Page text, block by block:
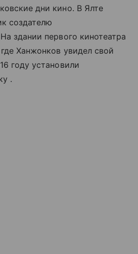
дни кино. В Ялте
создателю
здании первого кинотеатра
Ханжонков увидел свой
году установили
.